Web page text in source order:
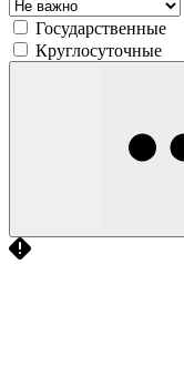
Государственные
Круглосуточные